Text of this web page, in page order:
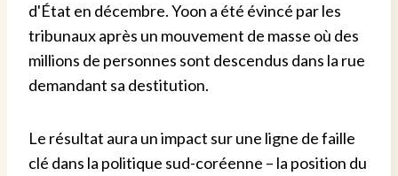
d'État en décembre. Yoon a été évincé par les
tribunaux après un mouvement de masse où des
millions de personnes sont descendus dans la rue
demandant sa destitution.
Le résultat aura un impact sur une ligne de faille
clé dans la politique sud-coréenne – la position du